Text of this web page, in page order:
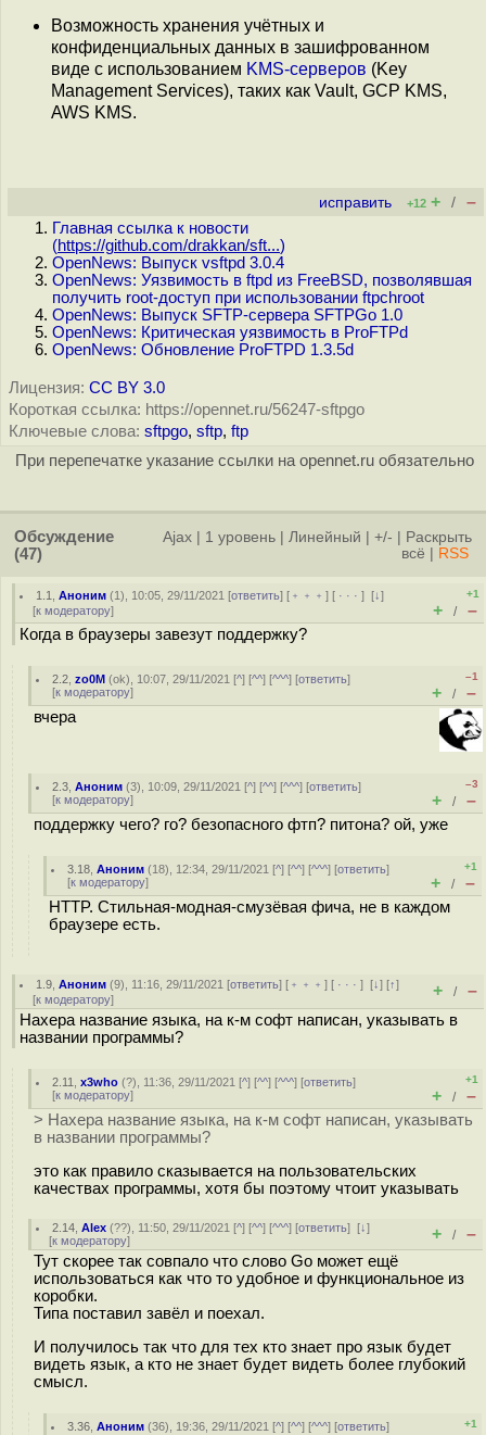
Возможность хранения учётных и
конфиденциальных данных в зашифрованном
виде с использованием KMS-серверов (Key
Management Services), таких как Vault, GCP KMS,
AWS KMS.
исправить +12 + / –
Главная ссылка к новости
(https://github.com/drakkan/sft...)
OpenNews: Выпуск vsftpd 3.0.4
OpenNews: Уязвимость в ftpd из FreeBSD, позволявшая
получить root-доступ при использовании ftpchroot
OpenNews: Выпуск SFTP-сервера SFTPGo 1.0
OpenNews: Критическая уязвимость в ProFTPd
OpenNews: Обновление ProFTPD 1.3.5d
Лицензия: CC BY 3.0
Короткая ссылка: https://opennet.ru/56247-sftpgo
Ключевые слова: sftpgo, sftp, ftp
При перепечатке указание ссылки на opennet.ru обязательно
Обсуждение
(47)
Ajax 1 уровень Линейный +/-
Раскрыть
всё
RSS
1.1 ,Аноним (1), 10:05, 29/11/2021 [ответить] [ ﹢﹢﹢] [ · · ·][↓]
[к модератору]
+1
+ / –
Когда в браузеры завезут поддержку?
2.2 ,zo0M (ok), 10:07, 29/11/2021 [^] [^^] [^^^] [ответить]
[к модератору]
–1
+ / –
вчера
2.3 ,Аноним (3), 10:09, 29/11/2021 [^] [^^] [^^^] [ответить]
[к модератору]
–3
+ / –
поддержку чего? го? безопасного фтп? питона? ой, уже
3.18 ,Аноним (18), 12:34, 29/11/2021 [^] [^^] [^^^] [ответить]
[к модератору]
+1
+ / –
HTTP. Стильная-модная-смузёвая фича, не в каждом
браузере есть.
1.9 ,Аноним (9), 11:16, 29/11/2021 [ответить] [ ﹢﹢﹢] [ · · ·][↓] [↑]
[к модератору] + / –
Нахера название языка, на к-м софт написан, указывать в
названии программы?
2.11 ,x3who (?), 11:36, 29/11/2021 [^] [^^] [^^^] [ответить]
[к модератору]
+1
+ / –
> Нахера название языка, на к-м софт написан, указывать
в названии программы?
это как правило сказывается на пользовательских
качествах программы, хотя бы поэтому чтоит указывать
2.14 ,Alex (??), 11:50, 29/11/2021 [^] [^^] [^^^] [ответить][↓]
[к модератору] + / –
Тут скорее так совпало что слово Go может ещё
использоваться как что то удобное и функциональное из
коробки.
Типа поставил завёл и поехал.
И получилось так что для тех кто знает про язык будет
видеть язык, а кто не знает будет видеть более глубокий
смысл.
3.36 ,Аноним (36), 19:36, 29/11/2021 [^] [^^] [^^^] [ответить]
+1